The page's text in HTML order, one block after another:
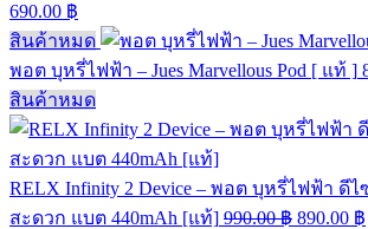
690.00 ฿
สินค้าหมด
พอต บุหรี่ไฟฟ้า – Jues Marvellous Pod [ แท้ ]
สินค้าหมด
RELX Infinity 2 Device – พอต บุหรี่ไฟฟ้า ดี
สะดวก แบต 440mAh [แท้] 990.00฿ 890.00 ฿